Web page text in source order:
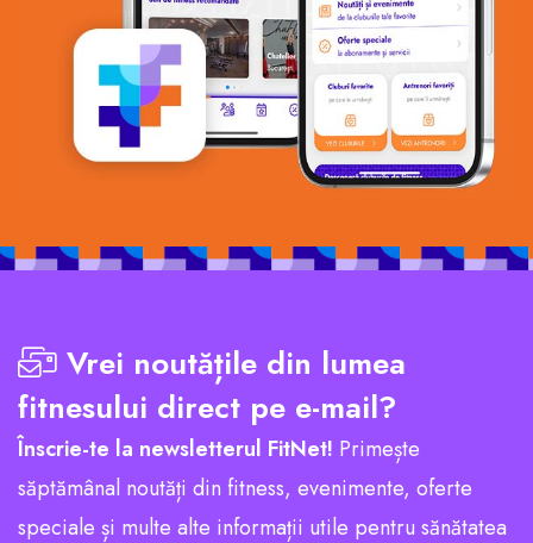
Vrei noutățile din lumea
fitnesului direct pe e-mail?
Înscrie-te la newsletterul FitNet! Primește
săptămânal noutăți din fitness, evenimente, oferte
speciale și multe alte informații utile pentru sănătatea